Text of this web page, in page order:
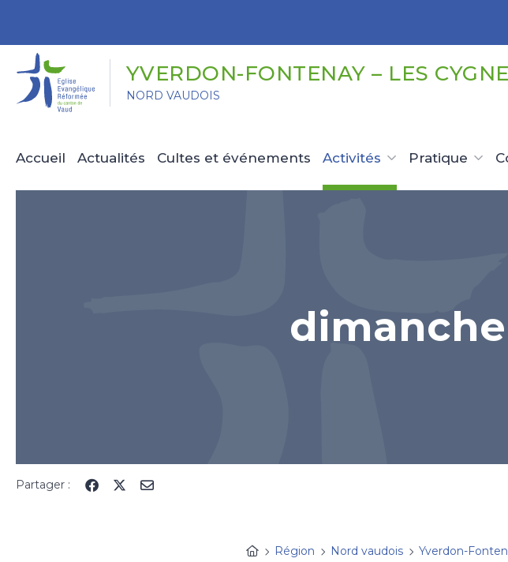
YVERDON-FONTENAY – LES
NORD VAUDOIS
Accueil Actualités Cultes et événements Activités Pratique
Partager :
Région Nord vaudois Yverdon-